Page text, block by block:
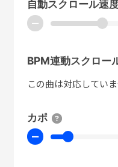
自動スクロール速
ー
BPM連動スクロー
この曲は対応してい
カポ
ー